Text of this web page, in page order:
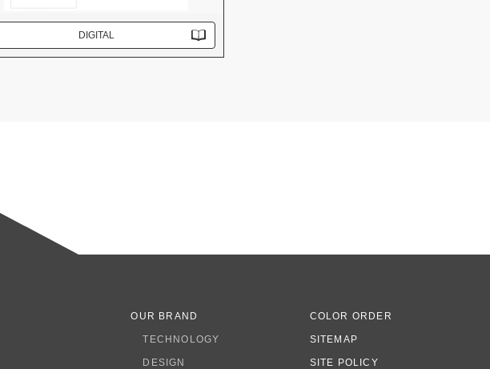
DIGITAL
OUR BRAND
TECHNOLOGY
DESIGN
COLOR ORDER
SITEMAP
SITE POLICY